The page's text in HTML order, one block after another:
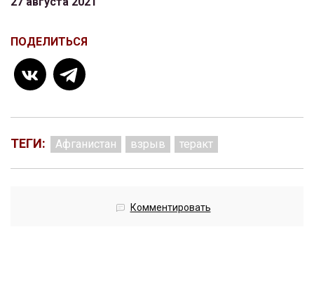
ПОДЕЛИТЬСЯ
ТЕГИ: Афганистан взрыв теракт
Комментировать